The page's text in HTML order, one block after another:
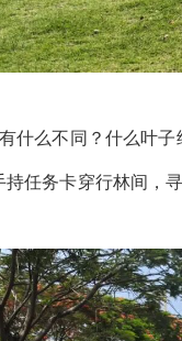
什么不同？什么叶
持任务卡穿行林间